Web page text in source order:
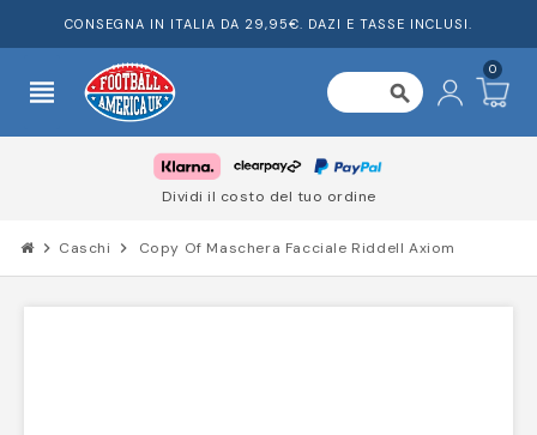
CONSEGNA IN ITALIA DA 29,95€. DAZI E TASSE INCLUSI.
view_headline search
0
Dividi il costo del tuo ordine
chevron_right Caschi chevron_right Copy Of Maschera Facciale Riddell Axiom